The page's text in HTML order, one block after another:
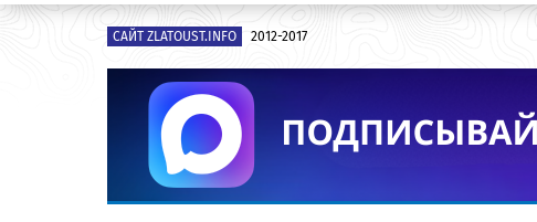
САЙТ ZLATOUST.INFO 2012-2017